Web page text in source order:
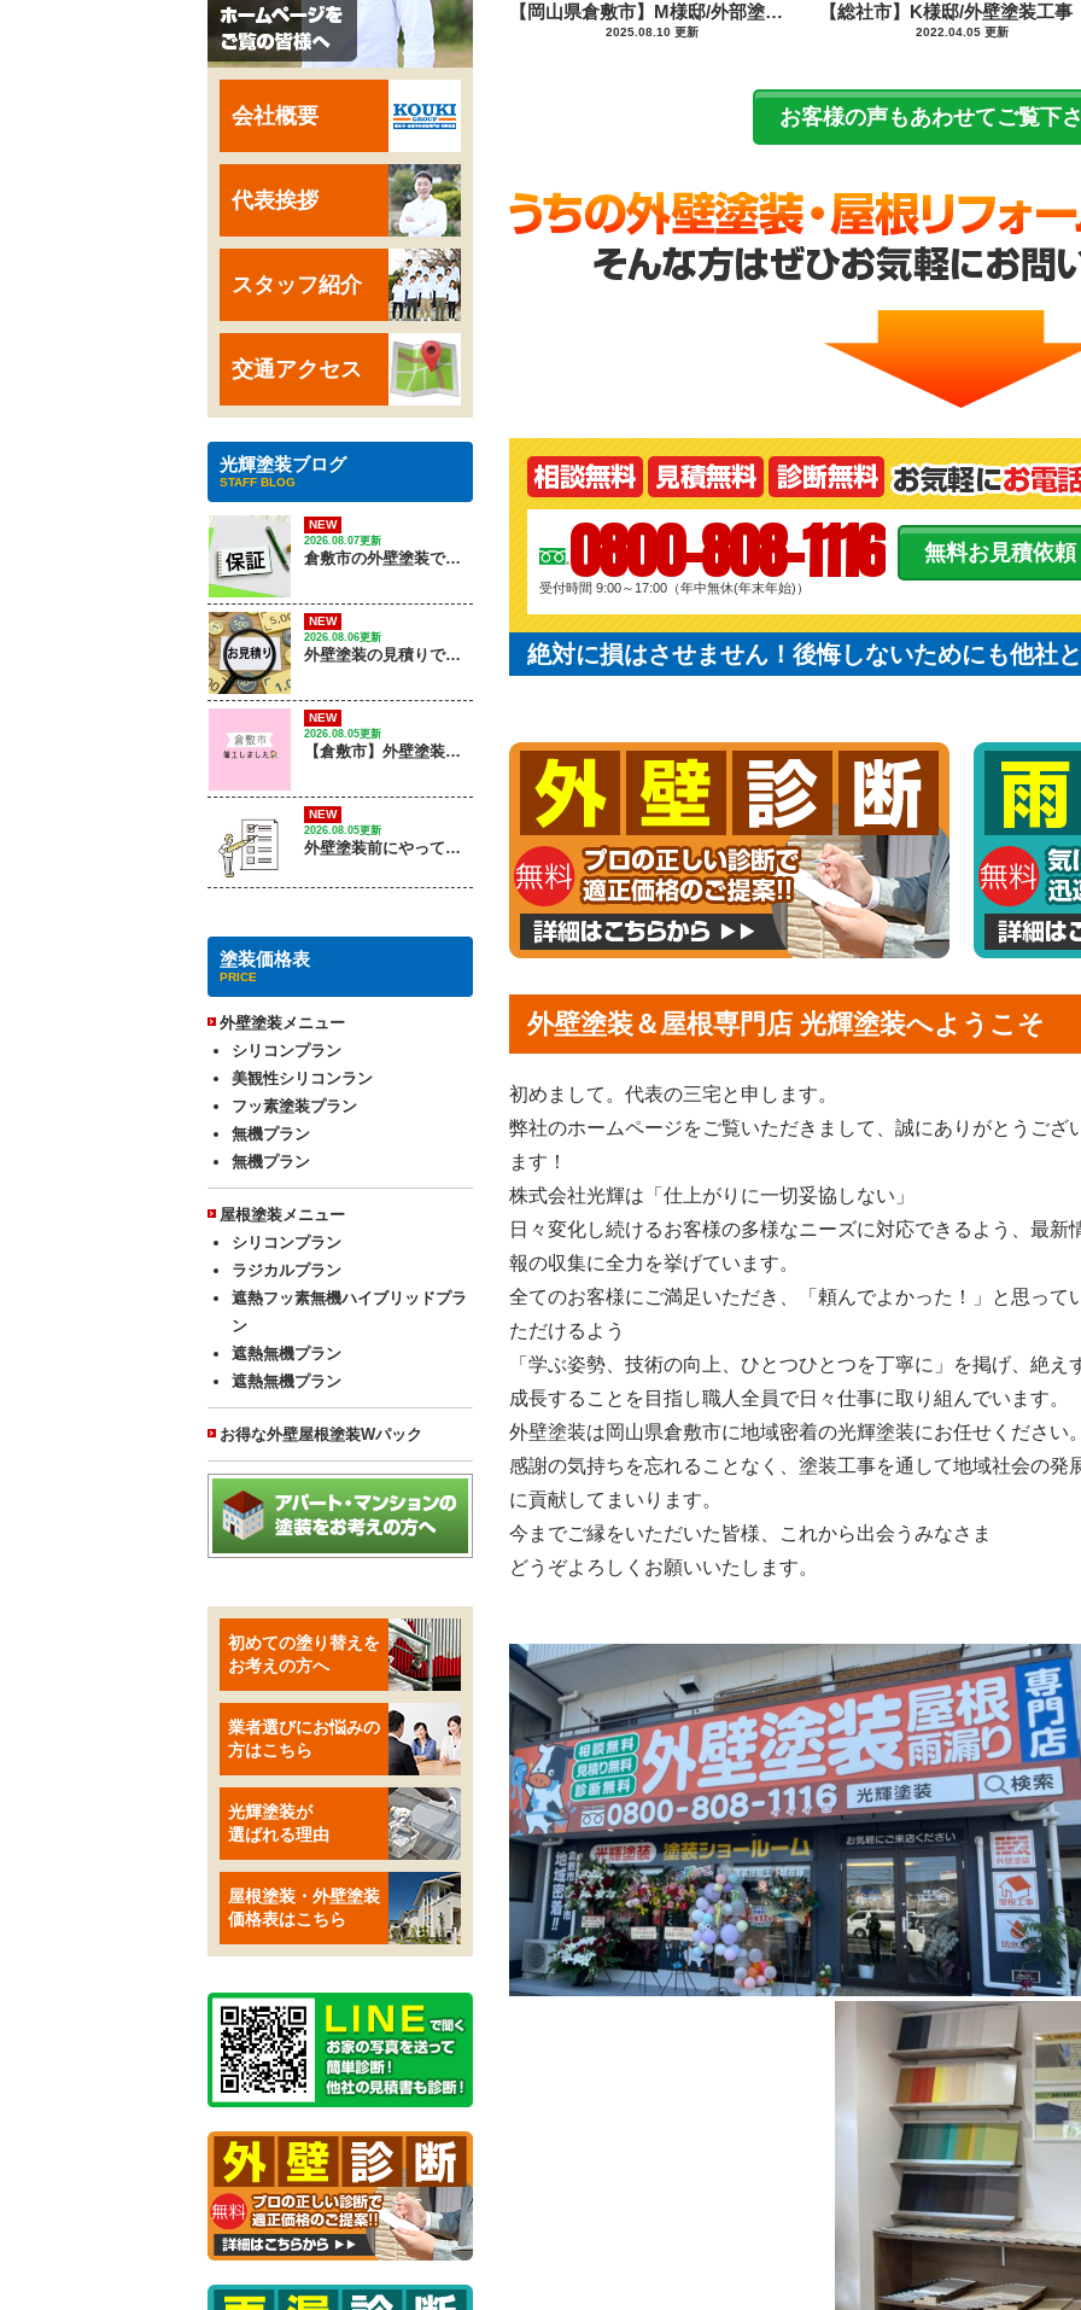
【岡山県倉敷市】M様邸/外部塗装防水工事
2025.08.10 更新
防水工事
【総社市】K様邸/外壁塗装工事
2022.04.05 更新
お客様の声もあわせてご覧下
0800-808-1116
受付時間 9:00～17:00（年中無休(年末年始)）
無料お見積依頼
絶対に損はさせません！後悔しないためにも他社
外壁塗装＆屋根専門店 光輝塗装へようこそ
初めまして。代表の三宅と申します。
弊社のホームページをご覧いただきまして、誠にありがとうござ
ます！
株式会社光輝は「仕上がりに一切妥協しない」
日々変化し続けるお客様の多様なニーズに対応できるよう、最新
報の収集に全力を挙げています。
全てのお客様にご満足いただき、「頼んでよかった！」と思って
ただけるよう
「学ぶ姿勢、技術の向上、ひとつひとつを丁寧に」を掲げ、絶え
成長することを目指し職人全員で日々仕事に取り組んでいます。
外壁塗装は岡山県倉敷市に地域密着の光輝塗装にお任せください
感謝の気持ちを忘れることなく、塗装工事を通して地域社会の発
に貢献してまいります。
今までご縁をいただいた皆様、これから出会うみなさま
どうぞよろしくお願いいたします。
会社概要
代表挨拶
スタッフ紹介
交通アクセス
光輝塗装ブログ
STAFF BLOG
NEW
2026.08.07更新
倉敷市の外壁塗装で失敗しない保証の選び方は？｜ 株式会社光輝
NEW
2026.08.06更新
外壁塗装の見積りで確認するポイントは？
NEW
2026.08.05更新
【倉敷市】外壁塗装工事 / 着工しました
NEW
2026.08.05更新
外壁塗装前にやっておくこと５選！工事前に準備しておくと安心なポイントは？
塗装価格表
PRICE
外壁塗装メニュー
シリコンプラン
美観性シリコンラン
フッ素塗装プラン
無機プラン
無機プラン
屋根塗装メニュー
シリコンプラン
ラジカルプラン
遮熱フッ素無機ハイブリッドプラ
ン
遮熱無機プラン
遮熱無機プラン
お得な外壁屋根塗装Wパック
初めての塗り替えを
お考えの方へ
業者選びにお悩みの
方はこちら
光輝塗装が
選ばれる理由
屋根塗装・外壁塗装
価格表はこちら